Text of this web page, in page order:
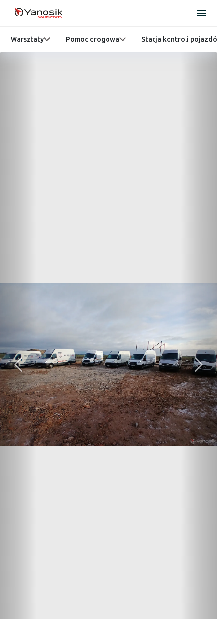
Warsztaty Pomoc drogowa Stacja kontroli